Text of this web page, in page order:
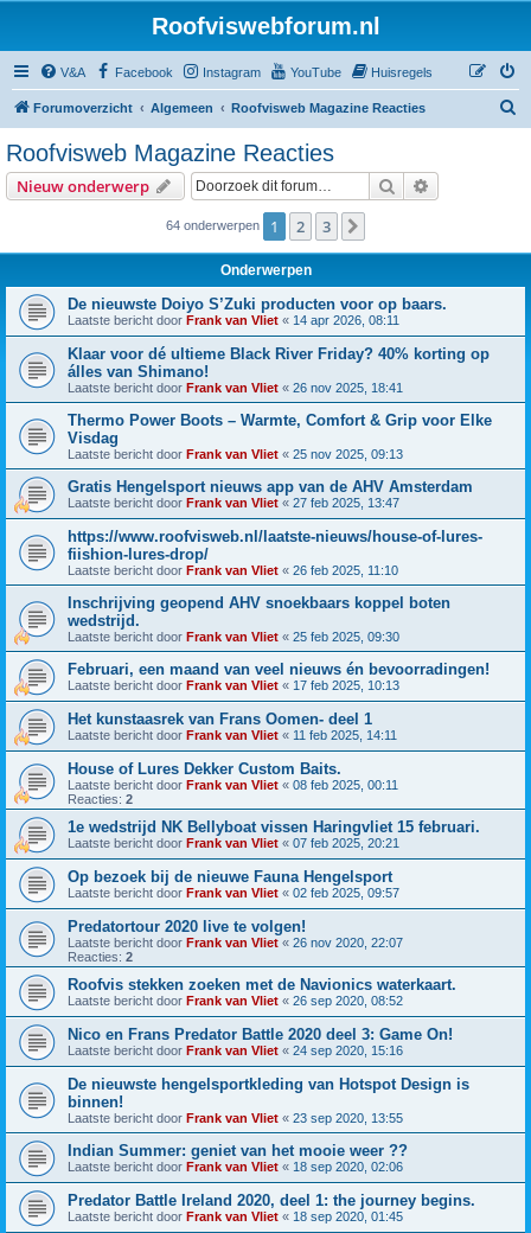
Roofviswebforum.nl
V&A Facebook Instagram YouTube Huisregels
Forumoverzicht Algemeen Roofvisweb Magazine Reacties
Roofvisweb Magazine Reacties
Nieuw onderwerp Zoek
64 onderwerpen 1 2 3
Onderwerpen
De nieuwste Doiyo S’Zuki producten voor op baars.
Laatste bericht door Frank van Vliet « 14 apr 2026, 08:11
Klaar voor dé ultieme Black River Friday? 40% korting op
álles van Shimano!
Laatste bericht door Frank van Vliet « 26 nov 2025, 18:41
Thermo Power Boots – Warmte, Comfort & Grip voor Elke
Visdag
Laatste bericht door Frank van Vliet « 25 nov 2025, 09:13
Gratis Hengelsport nieuws app van de AHV Amsterdam
Laatste bericht door Frank van Vliet « 27 feb 2025, 13:47
https://www.roofvisweb.nl/laatste-nieuws/house-of-lures-
fiishion-lures-drop/
Laatste bericht door Frank van Vliet « 26 feb 2025, 11:10
Inschrijving geopend AHV snoekbaars koppel boten
wedstrijd.
Laatste bericht door Frank van Vliet « 25 feb 2025, 09:30
Februari, een maand van veel nieuws én bevoorradingen!
Laatste bericht door Frank van Vliet « 17 feb 2025, 10:13
Het kunstaasrek van Frans Oomen- deel 1
Laatste bericht door Frank van Vliet « 11 feb 2025, 14:11
House of Lures Dekker Custom Baits.
Laatste bericht door Frank van Vliet « 08 feb 2025, 00:11
Reacties: 2
1e wedstrijd NK Bellyboat vissen Haringvliet 15 februari.
Laatste bericht door Frank van Vliet « 07 feb 2025, 20:21
Op bezoek bij de nieuwe Fauna Hengelsport
Laatste bericht door Frank van Vliet « 02 feb 2025, 09:57
Predatortour 2020 live te volgen!
Laatste bericht door Frank van Vliet « 26 nov 2020, 22:07
Reacties: 2
Roofvis stekken zoeken met de Navionics waterkaart.
Laatste bericht door Frank van Vliet « 26 sep 2020, 08:52
Nico en Frans Predator Battle 2020 deel 3: Game On!
Laatste bericht door Frank van Vliet « 24 sep 2020, 15:16
De nieuwste hengelsportkleding van Hotspot Design is
binnen!
Laatste bericht door Frank van Vliet « 23 sep 2020, 13:55
Indian Summer: geniet van het mooie weer ??
Laatste bericht door Frank van Vliet « 18 sep 2020, 02:06
Predator Battle Ireland 2020, deel 1: the journey begins.
Laatste bericht door Frank van Vliet « 18 sep 2020, 01:45